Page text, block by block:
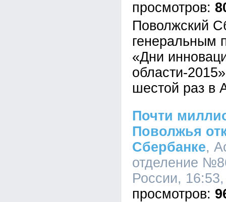
Поволжский
генеральным
«Дни
области-
шестой раз в
Почти
Поволжья
Сбербанке,
отделение
России,